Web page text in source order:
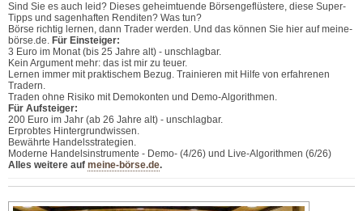
Sind Sie es auch leid? Dieses geheimtuende Börsengeflüstere, diese Super-
Tipps und sagenhaften Renditen? Was tun?
Börse richtig lernen, dann Trader werden. Und das können Sie hier auf meine-
börse.de. Für Einsteiger:
3 Euro im Monat (bis 25 Jahre alt) - unschlagbar.
Kein Argument mehr: das ist mir zu teuer.
Lernen immer mit praktischem Bezug. Trainieren mit Hilfe von erfahrenen
Tradern.
Traden ohne Risiko mit Demokonten und Demo-Algorithmen.
Für Aufsteiger:
200 Euro im Jahr (ab 26 Jahre alt) - unschlagbar.
Erprobtes Hintergrundwissen.
Bewährte Handelsstrategien.
Moderne Handelsinstrumente - Demo- (4/26) und Live-Algorithmen (6/26)
Alles weitere auf meine-börse.de.